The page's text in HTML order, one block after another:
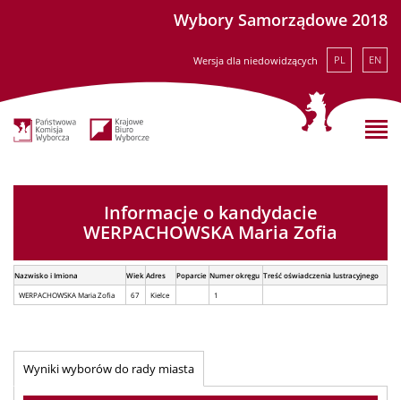
Wybory Samorządowe 2018
Wersja dla niedowidzących PL EN
Informacje o kandydacie
WERPACHOWSKA Maria Zofia
Nazwisko i Imiona Wiek Adres Poparcie Numer okręgu Treść oświadczenia lustracyjnego
WERPACHOWSKA Maria Zofia
67 Kielce 1
Wyniki wyborów do rady miasta